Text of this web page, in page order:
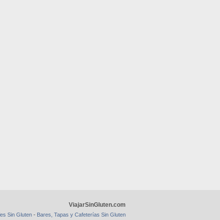
ViajarSinGluten.com
Sin Gluten - Bares, Tapas y Cafeterías Sin Gluten